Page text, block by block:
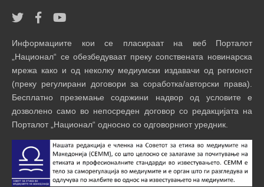
Информациите кои се пласираат на веб Порталот
„Национал“ се обезбедуваат преку сопствената новинарска
мрежа како и од неколку медиумски издавачи од регионот
(преку регулирани договори за соработка/авторски права).
Бесплатно преземање содржини надвор од условите е
дозволено само во непосреден договор со редакцијата на
Порталот „Национал“ односно со одговорниот уредник.